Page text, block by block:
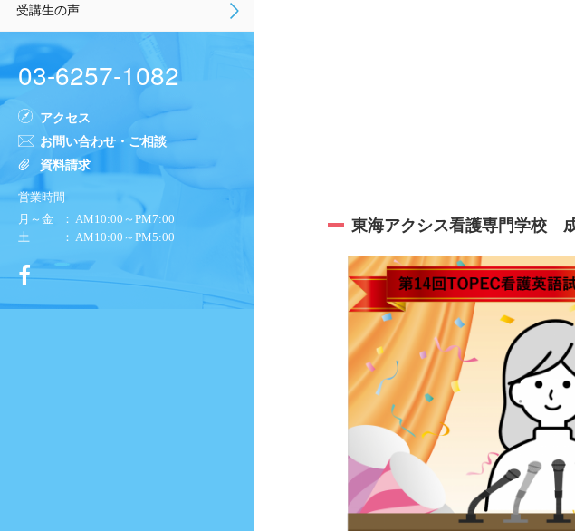
受講生の声
03-6257-1082
アクセス
お問い合わせ・ご相談
資料請求
営業時間
月～金
： AM10:00～PM7:00
土
： AM10:00～PM5:00
東海アクシス看護専門学校